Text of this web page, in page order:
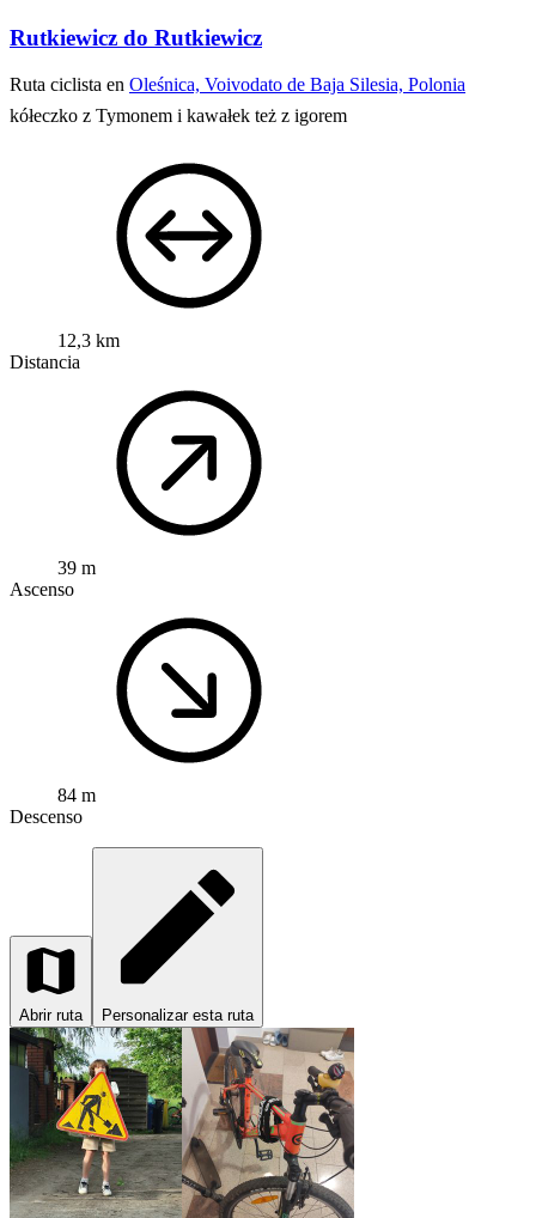
Rutkiewicz do Rutkiewicz
Ruta ciclista en Oleśnica, Voivodato de Baja Silesia, Polonia
kółeczko z Tymonem i kawałek też z igorem
12,3 km
Distancia
39 m
Ascenso
84 m
Descenso
Abrir ruta Personalizar esta ruta